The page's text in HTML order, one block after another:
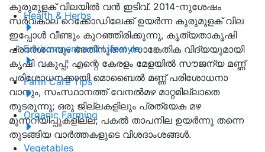
Health & Herbs
Environment and Lifestyle
Farm Care Tips
Organic Farming
Vegetables
കുരുമുളക് വിലയിൽ വൻ ഇടിവ്. 2014-നുശേഷം
സർവകാല റെക്കോഡിലേക്ക് ഉയർന്ന കുരുമുളക് വില
ഇപ്പോൾ വീണ്ടും കുറഞ്ഞിരിക്കുന്നു, കൃത്യതാകൃഷി
പ്രദര്‍ശനവും അതിനൂതന സാങ്കേതിക വിദ്യയുമായി
കൃഷി വകുപ്പ്; എന്റെ കേരളം മേളയില്‍ സൗജന്യ മണ്ണ്
പരിശോധനക്കായി മൊബൈല്‍ മണ്ണ് പരിശോധനാ
വാനും, സംസ്ഥാനത്ത് വേനൽമഴ മാറ്റമില്ലാതെ
തുടരുന്നു; ഒരു ജില്ലകളിലും പ്രത്യേക മഴ
മുന്നറിയിപ്പുകളില്ല; പകൽ താപനില ഉയർന്നു തന്നെ
തുടങ്ങിയ വാർത്തകളുടെ വിശദാംശങ്ങൾ.